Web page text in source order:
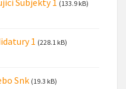
(133.9 kB)
1 (228.1 kB)
Snk (19.3 kB)